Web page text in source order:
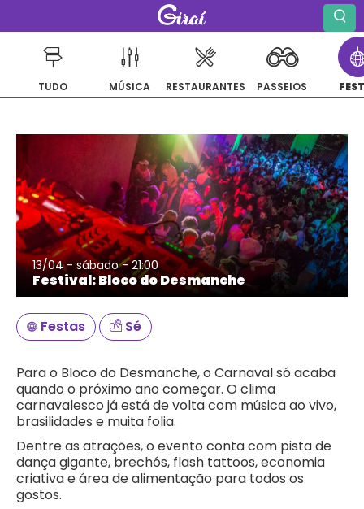
para
conteúdo
TUDO MÚSICA RESTAURANTES PASSEIOS
13/04 - sábado - 21:00
Festival: Bloco do Desmanche
Festas Sé
Para o Bloco do Desmanche, o Carnaval só acaba
quando o próximo ano começar. O clima
carnavalesco já está de volta com música ao vivo,
brasilidades e muita folia.
Dentre as atrações, o evento conta com pista de
dança gigante, brechós, flash tattoos, economia
criativa e área de alimentação para todos os
gostos.